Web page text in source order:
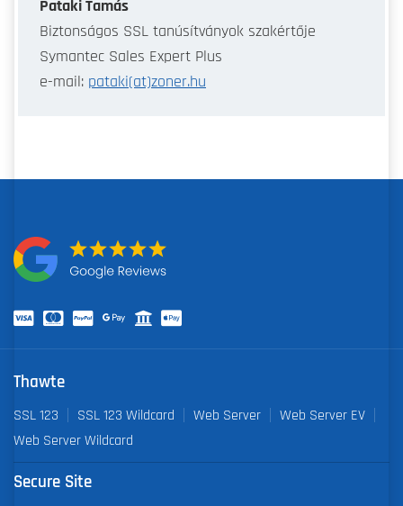
Pataki Tamás
Biztonságos SSL tanúsítványok szakértője
Symantec Sales Expert Plus
e-mail: pataki(at)zoner.hu
Thawte
SSL 123 SSL 123 Wildcard Web Server
Web Server EV
Web Server Wildcard
Secure Site